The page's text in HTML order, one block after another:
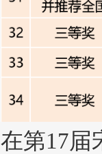
在第17届